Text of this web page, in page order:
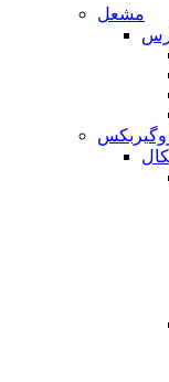
مشعل